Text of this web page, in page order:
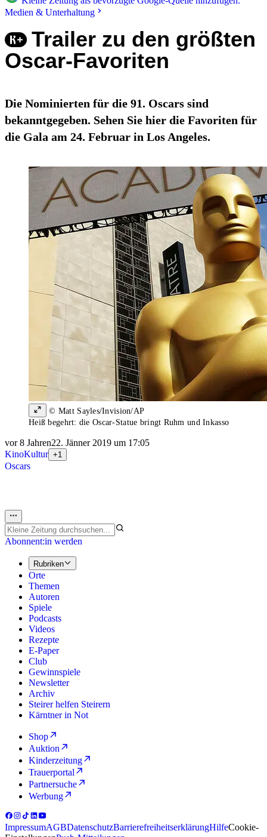
Medien & Unterhaltung
Trailer zu den größten
Oscar-Favoriten
Die Nominierten für die 91. Oscars sind
bekanntgegeben. Sehen Sie hier die Favoriten für
die Gala am 24. Februar in Los Angeles.
© Matt Sayles/Invision/AP
Heiß begehrt: die Oscar-Statue bringt Ruhm und Inkasso
vor 8 Jahren22. Jänner 2019 um 17:05
KinoKultur +1
Oscars
Abonnent:in werden
Rubriken
Orte
Themen
Autoren
Spiele
Podcasts
Videos
Rezepte
E-Paper
Club
Gewinnspiele
Newsletter
Archiv
Steirer helfen Steirern
Kärntner in Not
Shop
Auktion
Kinderzeitung
Trauerportal
Partnersuche
Werbung
ImpressumAGBDatenschutzBarrierefreiheitserklärungHilfeCookie-